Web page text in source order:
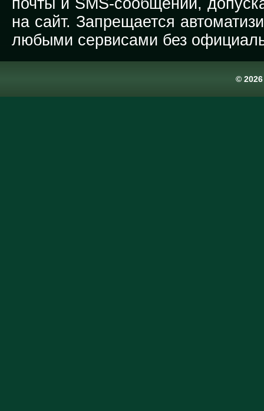
почты и SMS-сообщений,
на сайт. Запрещается
любыми сервисами без
©